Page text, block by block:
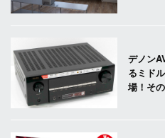
デノン
るミド
場！そ